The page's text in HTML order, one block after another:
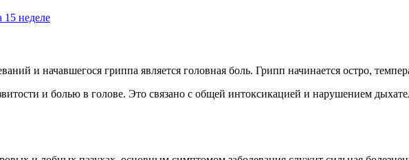
15 неделе
и начавшегося гриппа является головная боль. Грипп начинается остро,
и болью в голове. Это связано с общей интоксикацией и нарушением